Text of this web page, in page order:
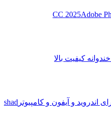
Adobe
کیفیت بالا
اندروید و آیفون و کامپیوتر shad